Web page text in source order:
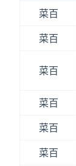
菜百
菜百
菜百
菜百
菜百
菜百